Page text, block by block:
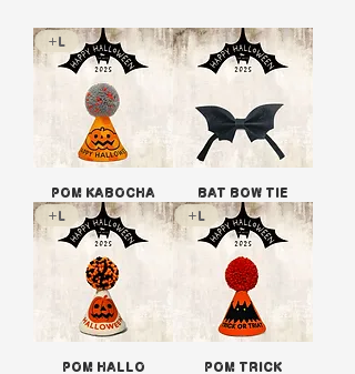
+L
POM KABOCHA BAT BOW TIE
+L
POM HALLO
+L
POM TRICK